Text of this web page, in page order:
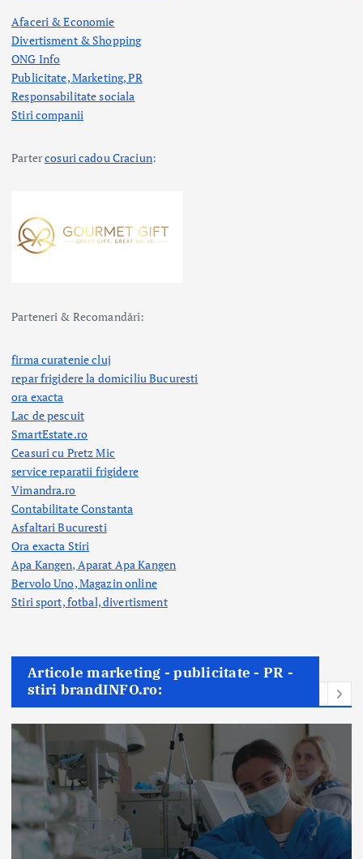
Afaceri & Economie
Divertisment & Shopping
ONG Info
Publicitate, Marketing, PR
Responsabilitate sociala
Stiri companii
Partercosuri cadou Craciun:
Parteneri & Recomandări:
firma curatenie cluj
repar frigidere la domiciliu Bucuresti
ora exacta
Lac de pescuit
SmartEstate.ro
Ceasuri cu Pretz Mic
service reparatii frigidere
Vimandra.ro
Contabilitate Constanta
Asfaltari Bucuresti
Ora exacta Stiri
Apa Kangen, Aparat Apa Kangen
Bervolo Uno, Magazin online
Stiri sport, fotbal,divertisment
Articole marketing - publicitate - PR -
stiri brandINFO.ro: